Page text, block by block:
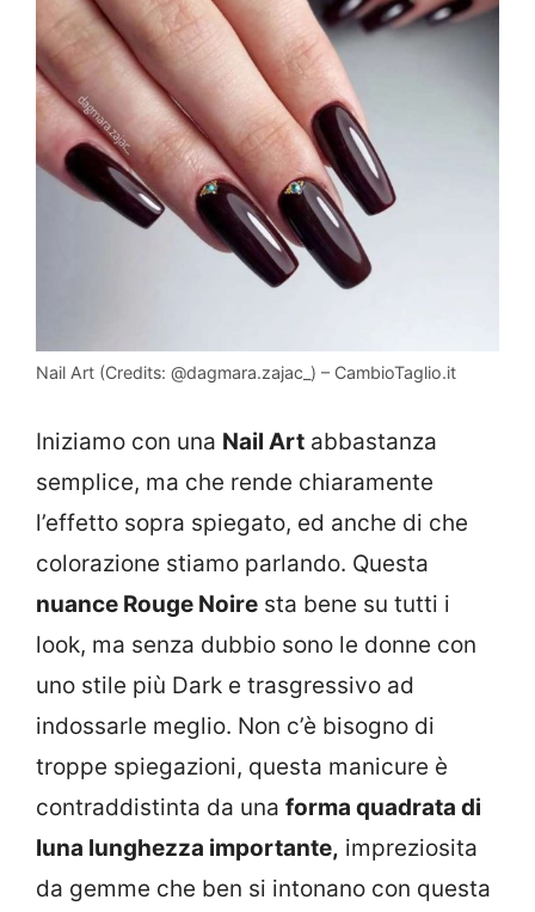
Nail Art (Credits: @dagmara.zajac_) – CambioTaglio.it
Iniziamo con una Nail Art abbastanza
semplice, ma che rende chiaramente
l’effetto sopra spiegato, ed anche di che
colorazione stiamo parlando. Questa
nuance Rouge Noire sta bene su tutti i
look, ma senza dubbio sono le donne con
uno stile più Dark e trasgressivo ad
indossarle meglio. Non c’è bisogno di
troppe spiegazioni, questa manicure è
contraddistinta da una forma quadrata di
luna lunghezza importante, impreziosita
da gemme che ben si intonano con questa